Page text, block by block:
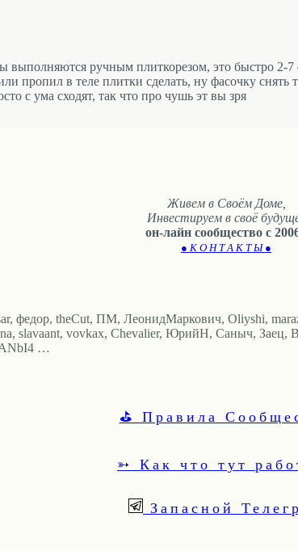
выполняются ручным плиткорезом, это быстро 2-
пропил в теле плитки сделать, ну фасочку снять
с ума сходят, так что про чушь эт вы зря
Живем в Своём Доме,
Инвестируем в своё
он-лайн сообщество с
● К О Н Т А К Т Ы ●
федор, theCut, ПМ, ЛеонидМаркович, Oliyshi,
slavaant, vovkax, Chevalier, ЮрийН, Саныч,
…
⛳ Правила
➳ Как что тут
Запасной